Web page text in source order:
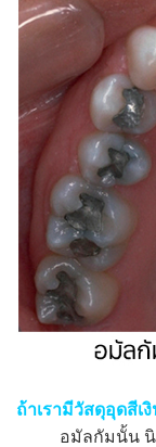
ถ้าเรามีวัสดุอุดสีเ
อมัลกัมนั้น นิยม